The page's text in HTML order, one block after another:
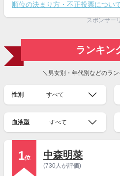
順位の決まり方・不正投票につい
スポンサー
ランキン
＼男女別・年代別などのラ
性別 すべて
血液型 すべて
1位 中森明菜
(730人が評価)